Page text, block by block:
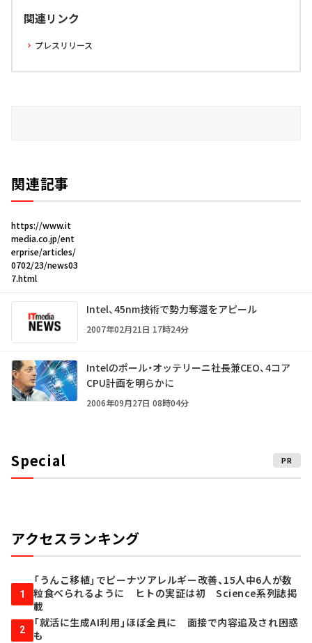
関連リンク
プレスリリース
関連記事
https://www.it
media.co.jp/ent
erprise/articles/
0702/23/news03
7.html
Intel、45nm技術で勢力奪還をアピール
2007年02月21日 17時24分
Intelのポール・オッテリーニ社長兼CEO、4コア
CPU計画を明らかに
2006年09月27日 08時04分
Special PR
アクセスランキング
1
「うんこ移植」でピーナツアレルギー改善、15人中6人が数
粒食べられるように ヒトの実証は初 Science系列誌掲
載
2
「就活に生成AI利用」ほぼ全員に 面接で内容追及され困惑
も